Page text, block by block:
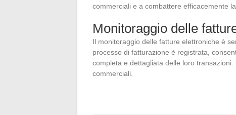
commerciali e a combattere efficacemente la
Monitoraggio delle
Il monitoraggio delle fatture elettroniche è
processo di fatturazione è registrata,
completa e dettagliata delle loro
commerciali.